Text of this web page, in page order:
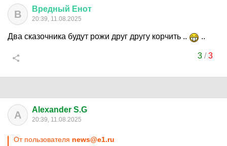
В Вредный Енот
20:39, 11.08.2025
Два сказочника будут рожи друг другу корчить .. ..
3/3
A Alexander S.G
20:39, 11.08.2025
От пользователя news@e1.ru